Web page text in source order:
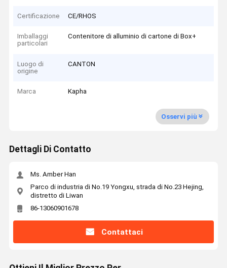
Certificazione CE/RHOS
Imballaggi
particolari
Contenitore di alluminio di cartone di Box+
Luogo di
origine
CANTON
Marca Kapha
Osservi più
Dettagli Di Contatto
Ms. Amber Han
Parco di industria di No.19 Yongxu, strada di No.23 Hejing,
distretto di Liwan
86-13060901678
Contattaci